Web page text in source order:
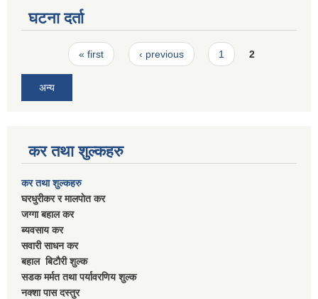
घटना दर्ता
Pages« first ‹ previous 1 2
अन्य
कर तथा शुल्कहरु
कर तथा शुल्कहरु
घरधुरीकर र मालपाेत कर
जग्गा बहाल कर
ब्यवसाय कर
सवारी साधन कर
बहाल बिटाैरी शुल्क
सडक मर्मत तथा पर्यावरणिय शुल्क
नक्शा पास दस्तुर